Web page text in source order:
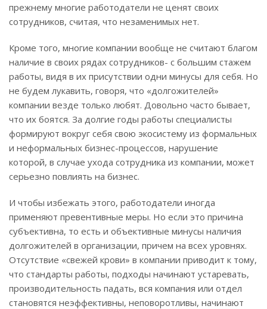
прежнему многие работодатели не ценят своих
сотрудников, считая, что незаменимых нет.
Кроме того, многие компании вообще не считают благом
наличие в своих рядах сотрудников- с большим стажем
работы, видя в их присутствии одни минусы для себя. Но
не будем лукавить, говоря, что «долгожителей»
компании везде только любят. Довольно часто бывает,
что их боятся. За долгие годы работы специалисты
формируют вокруг себя свою экосистему из формальных
и неформальных бизнес-процессов, нарушение
которой, в случае ухода сотрудника из компании, может
серьезно повлиять на бизнес.
И чтобы избежать этого, работодатели иногда
применяют превентивные меры. Но если это причина
субъективна, то есть и объективные минусы наличия
долгожителей в организации, причем на всех уровнях.
Отсутствие «свежей крови» в компании приводит к тому,
что стандарты работы, подходы начинают устаревать,
производительность падать, вся компания или отдел
становятся неэффективны, неповоротливы, начинают